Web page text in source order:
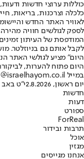
כוללות ערוצי חדשות
לאוויר האתר החדש
לספק לגולשים חוויה
המודפסת של העיתון
לקבל אותם גם בניוזלטר.
היום" מציע לגולשי האתר
היום פתוח להערות,
במייל hayom@israelhayom.co.il.
יום ראשון, 2.8.2026
י"ט
חדשות
דעות
ספורט
ForReal
תרבות ובידור
אוכל
מגזין
אנחנו מגייסים